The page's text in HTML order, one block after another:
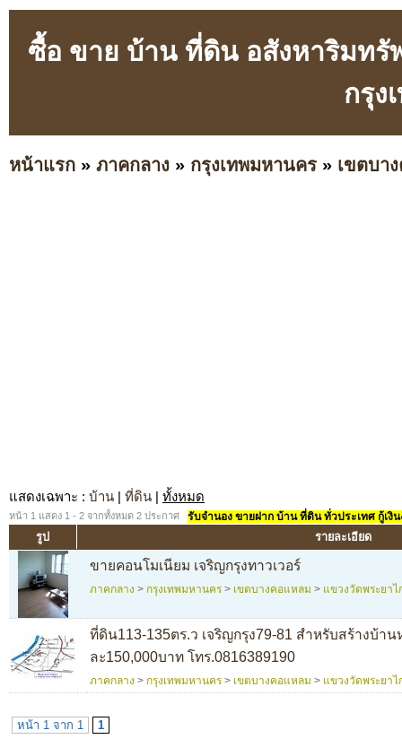
ซื้อ ขาย บ้าน ที่ดิน อสังหาริมทรั
กรุง
หน้าแรก » ภาคกลาง » กรุงเทพมหานคร » เขตบา
แสดงเฉพาะ : บ้าน | ที่ดิน | ทั้งหมด
หน้า 1 แสดง 1 - 2 จากทั้งหมด 2 ประกาศ รับจำนอง ขายฝาก บ้าน ที่ดิน ทั่วประเทศ กู้เงิ
รูป รายละเอียด
ขายคอนโมเนียม เจริญกรุงทาวเวอร์
ภาคกลาง > กรุงเทพมหานคร > เขตบางคอแหลม > แขวงวัดพระยาไ
ที่ดิน113-135ตร.ว เจริญกรุง79-81 สำหรับสร้างบ้า
ละ150,000บาท โทร.0816389190
ภาคกลาง > กรุงเทพมหานคร > เขตบางคอแหลม > แขวงวัดพระยาไ
หน้า 1 จาก 1 1